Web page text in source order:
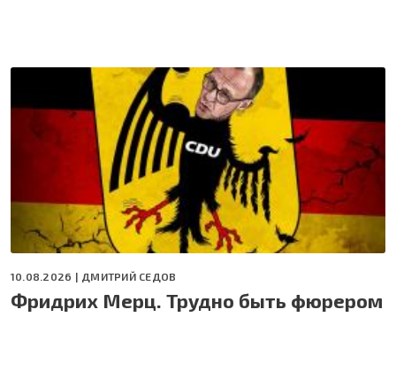
10.08.2026 | ДМИТРИЙ СЕДОВ
Фридрих Мерц. Трудно быть фюрером